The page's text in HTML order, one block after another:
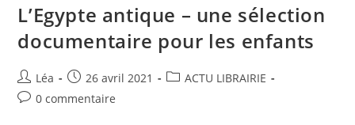
L’Egypte antique – une sélection
documentaire pour les enfants
Léa 26 avril 2021
ACTU LIBRAIRIE
0 commentaire